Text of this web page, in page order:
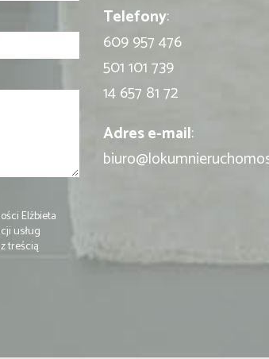
Elżbieta
usług
treścią
Telefony:
609 957 476
501 101 739
14 657 81 72
Adres e-mail: